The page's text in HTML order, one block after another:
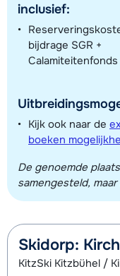
inclusief:
bijdrage SGR +
Calamiteitenfonds
Kijk ook naar de
boeken
De genoemde
samengesteld,
Skidorp:
KitzSki Kitzbühel /